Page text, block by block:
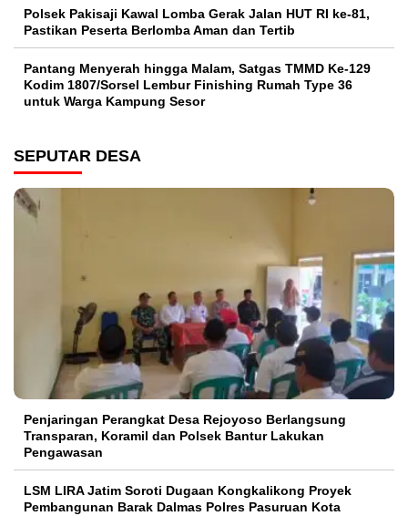
Polsek Pakisaji Kawal Lomba Gerak Jalan HUT RI ke-81,
Pastikan Peserta Berlomba Aman dan Tertib
Pantang Menyerah hingga Malam, Satgas TMMD Ke-129
Kodim 1807/Sorsel Lembur Finishing Rumah Type 36
untuk Warga Kampung Sesor
SEPUTAR DESA
Penjaringan Perangkat Desa Rejoyoso Berlangsung
Transparan, Koramil dan Polsek Bantur Lakukan
Pengawasan
LSM LIRA Jatim Soroti Dugaan Kongkalikong Proyek
Pembangunan Barak Dalmas Polres Pasuruan Kota